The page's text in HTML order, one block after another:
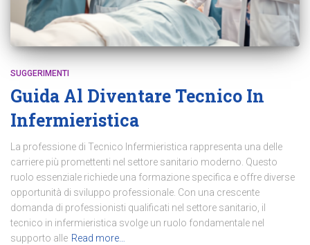
SUGGERIMENTI
Guida Al Diventare Tecnico In
Infermieristica
La professione di Tecnico Infermieristica rappresenta una delle
carriere più promettenti nel settore sanitario moderno. Questo
ruolo essenziale richiede una formazione specifica e offre diverse
opportunità di sviluppo professionale. Con una crescente
domanda di professionisti qualificati nel settore sanitario, il
tecnico in infermieristica svolge un ruolo fondamentale nel
supporto alle Read more…